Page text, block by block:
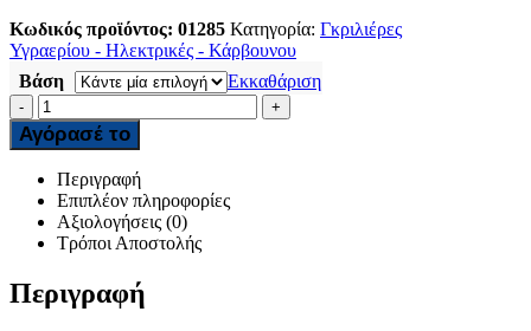
Κωδικός προϊόντος: 01285 Κατηγορία: Γκριλιέρες
Υγραερίου - Ηλεκτρικές - Κάρβουνου
Βάση
Εκκαθάριση
- +
Αγόρασέ το
Περιγραφή
Επιπλέον πληροφορίες
Αξιολογήσεις (0)
Τρόποι Αποστολής
Περιγραφή